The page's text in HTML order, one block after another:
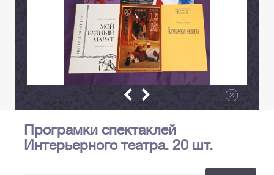
Програмки спектаклей
Интерьерного театра. 20 шт.